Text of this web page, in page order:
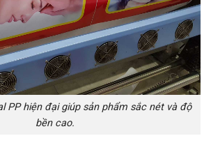
PP hiện đại giúp sản phẩm sắc nét và độ
bền cao.